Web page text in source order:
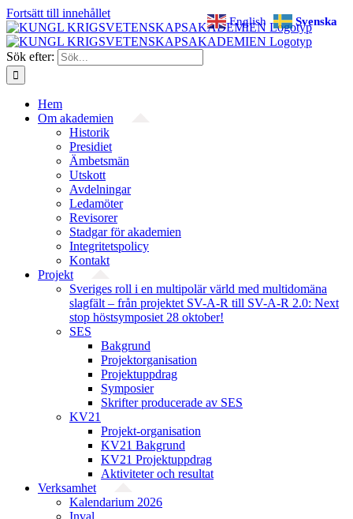
Fortsätt till innehållet
Sök efter:
Hem
Om akademien
Historik
Presidiet
Ämbetsmän
Utskott
Avdelningar
Ledamöter
Revisorer
Stadgar för akademien
Integritetspolicy
Kontakt
Projekt
Sveriges roll i en multipolär värld med multidomäna
slagfält – från projektet SV-A-R till SV-A-R 2.0: Next
stop höstsymposiet 28 oktober!
SES
Bakgrund
Projekt­organisation
Projektuppdrag
Symposier
Skrifter producerade av SES
KV21
Projekt-organisation
KV21 Bakgrund
KV21 Projektuppdrag
Aktiviteter och resultat
Verksamhet
Kalendarium 2026
Inval
English Svenska